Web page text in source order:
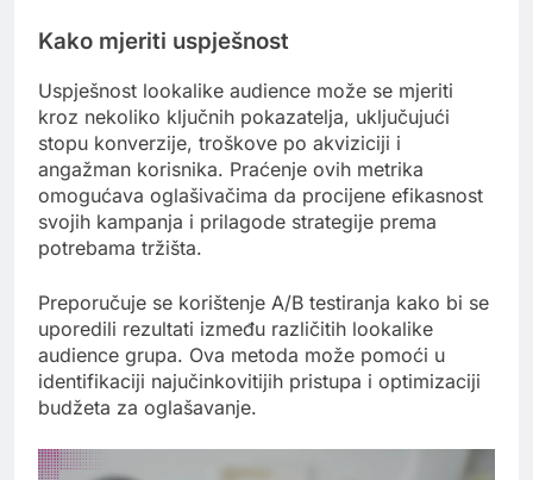
Kako mjeriti uspješnost
Uspješnost lookalike audience može se mjeriti
kroz nekoliko ključnih pokazatelja, uključujući
stopu konverzije, troškove po akviziciji i
angažman korisnika. Praćenje ovih metrika
omogućava oglašivačima da procijene efikasnost
svojih kampanja i prilagode strategije prema
potrebama tržišta.
Preporučuje se korištenje A/B testiranja kako bi se
uporedili rezultati između različitih lookalike
audience grupa. Ova metoda može pomoći u
identifikaciji najučinkovitijih pristupa i optimizaciji
budžeta za oglašavanje.